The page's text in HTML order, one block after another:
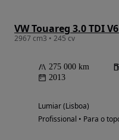
VW Touareg 3.0 TDI
2967 cm3 • 245 cv
275 000 km
2013
Lumiar (Lisboa)
Profissional • Para o